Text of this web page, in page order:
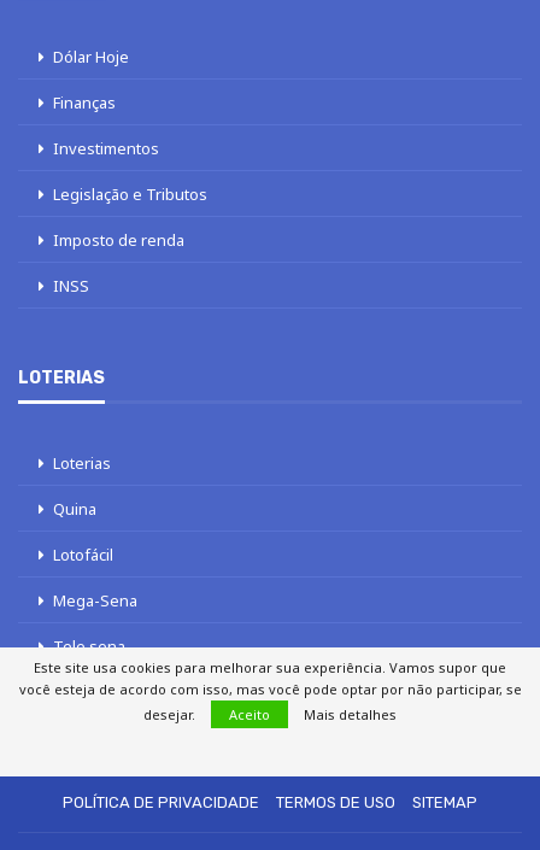
Dólar Hoje
Finanças
Investimentos
Legislação e Tributos
Imposto de renda
INSS
LOTERIAS
Loterias
Quina
Lotofácil
Mega-Sena
Tele sena
POLÍTICA DE PRIVACIDADE
TERMOS DE USO SITEMAP
Este site usa cookies para melhorar sua experiência. Vamos supor que
você esteja de acordo com isso, mas você pode optar por não participar, se
desejar.
Aceito Mais detalhes